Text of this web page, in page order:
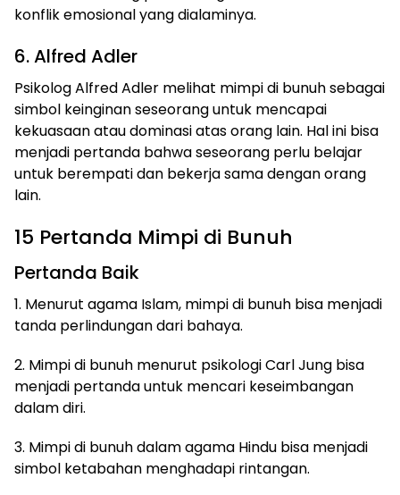
konflik emosional yang dialaminya.
6. Alfred Adler
Psikolog Alfred Adler melihat mimpi di bunuh sebagai
simbol keinginan seseorang untuk mencapai
kekuasaan atau dominasi atas orang lain. Hal ini bisa
menjadi pertanda bahwa seseorang perlu belajar
untuk berempati dan bekerja sama dengan orang
lain.
15 Pertanda Mimpi di Bunuh
Pertanda Baik
1. Menurut agama Islam, mimpi di bunuh bisa menjadi
tanda perlindungan dari bahaya.
2. Mimpi di bunuh menurut psikologi Carl Jung bisa
menjadi pertanda untuk mencari keseimbangan
dalam diri.
3. Mimpi di bunuh dalam agama Hindu bisa menjadi
simbol ketabahan menghadapi rintangan.